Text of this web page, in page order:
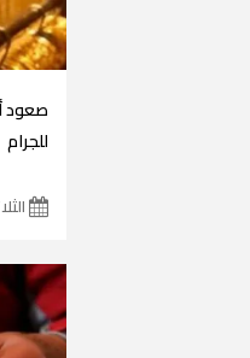
للجرام
الثلاثاء 7